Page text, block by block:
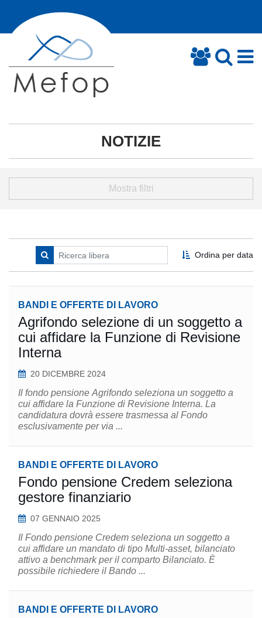
NOTIZIE
Mostra filtri
Ordina per data
BANDI E OFFERTE DI LAVORO
Agrifondo selezione di un soggetto a
cui affidare la Funzione di Revisione
Interna
20 DICEMBRE 2024
Il fondo pensione Agrifondo seleziona un soggetto a
cui affidare la Funzione di Revisione Interna. La
candidatura dovrà essere trasmessa al Fondo
esclusivamente per via ...
BANDI E OFFERTE DI LAVORO
Fondo pensione Credem seleziona
gestore finanziario
07 GENNAIO 2025
Il Fondo pensione Credem seleziona un soggetto a
cui affidare un mandato di tipo Multi-asset, bilanciato
attivo a benchmark per il comparto Bilanciato. È
possibile richiedere il Bando ...
BANDI E OFFERTE DI LAVORO